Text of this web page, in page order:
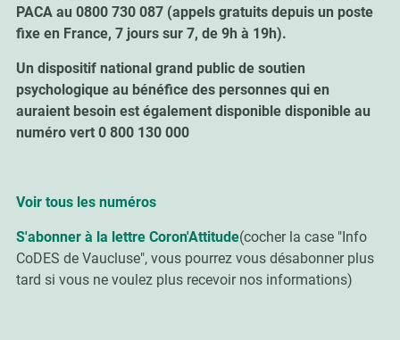
PACA au 0800 730 087 (appels gratuits depuis un poste
fixe en France, 7 jours sur 7, de 9h à 19h).
Un dispositif national grand public de soutien
psychologique au bénéfice des personnes qui en
auraient besoin est également disponible disponible au
numéro vert 0 800 130 000
Voir tous les numéros
S'abonner à la lettre Coron'Attitude(cocher la case "Info
CoDES de Vaucluse", vous pourrez vous désabonner plus
tard si vous ne voulez plus recevoir nos informations)